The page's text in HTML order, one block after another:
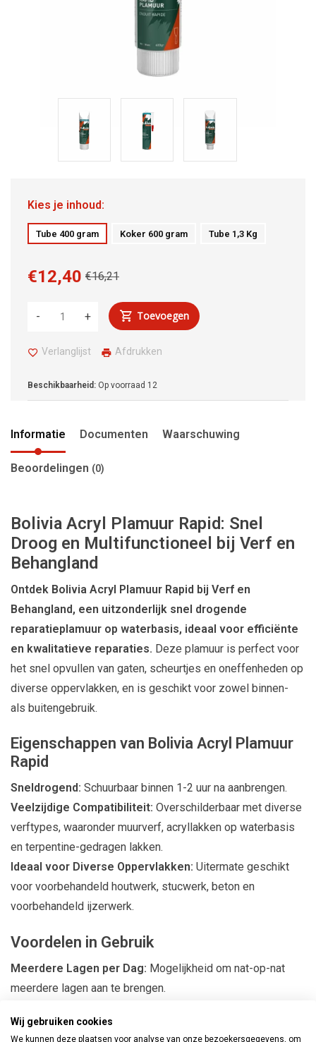
Kies je inhoud:
Tube 400 gram Koker 600 gram Tube 1,3 Kg
€16,21
€12,40
+
- Toevoegen
Verlanglijst Afdrukken
Beschikbaarheid: Op voorraad 12
Informatie Documenten Waarschuwing
Beoordelingen (0)
Bolivia Acryl Plamuur Rapid: Snel
Droog en Multifunctioneel bij Verf en
Behangland
Ontdek Bolivia Acryl Plamuur Rapid bij Verf en
Behangland, een uitzonderlijk snel drogende
reparatieplamuur op waterbasis, ideaal voor efficiënte
en kwalitatieve reparaties. Deze plamuur is perfect voor
het snel opvullen van gaten, scheurtjes en oneffenheden op
diverse oppervlakken, en is geschikt voor zowel binnen-
als buitengebruik.
Eigenschappen van Bolivia Acryl Plamuur
Rapid
Sneldrogend: Schuurbaar binnen 1-2 uur na aanbrengen.
Veelzijdige Compatibiliteit: Overschilderbaar met diverse
verftypes, waaronder muurverf, acryllakken op waterbasis
en terpentine-gedragen lakken.
Ideaal voor Diverse Oppervlakken: Uitermate geschikt
voor voorbehandeld houtwerk, stucwerk, beton en
voorbehandeld ijzerwerk.
Voordelen in Gebruik
Meerdere Lagen per Dag: Mogelijkheid om nat-op-nat
meerdere lagen aan te brengen.
ongeveer 1000 μm natte laagdikte.
Wij gebruiken cookies
We kunnen deze plaatsen voor analyse van onze bezoekersgegevens, om